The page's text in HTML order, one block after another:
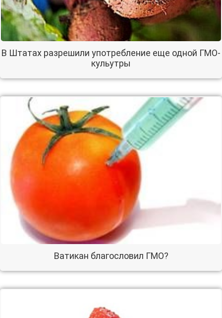
В Штатах разрешили употребление еще одной ГМО-
кульутры
Ватикан благословил ГМО?